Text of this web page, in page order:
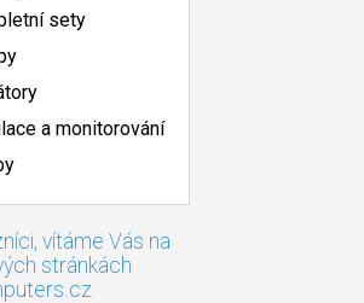
sety
a monitorování
vítáme Vás na
stránkách